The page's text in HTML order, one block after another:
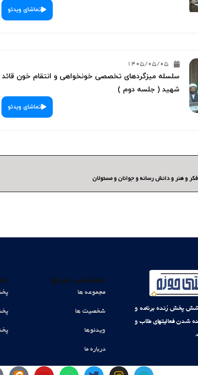
تماشای ویدئو
1405/05/05
سلسله میزگردهای تخصصی خونخواهی و انتقام خون قائد
شهید ( جلسه دوم )
تماشای ویدئو
و هنر و دانش رسانه و جوانان و مسئولان
پخش زنده برنامه و
شدن فعالیتهای طلاب و
دسترسی سریع
مجموعه ها
شخصیت ها
ویدئوها
درباره ما
T
I
T
W
Y